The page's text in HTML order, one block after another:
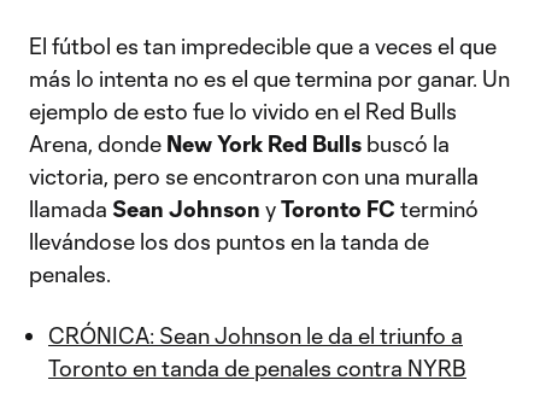
El fútbol es tan impredecible que a veces el que
más lo intenta no es el que termina por ganar. Un
ejemplo de esto fue lo vivido en el Red Bulls
Arena, donde New York Red Bulls buscó la
victoria, pero se encontraron con una muralla
llamada Sean Johnson yToronto FC terminó
llevándose los dos puntos en la tanda de
penales.
CRÓNICA: Sean Johnson le da el triunfo a
Toronto en tanda de penales contra NYRB